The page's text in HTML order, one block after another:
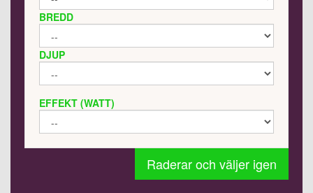
BREDD
DJUP
EFFEKT (WATT)
Raderar och väljer igen